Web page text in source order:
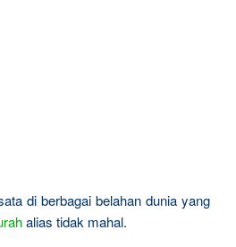
di berbagai belahan dunia yang
alias tidak mahal.